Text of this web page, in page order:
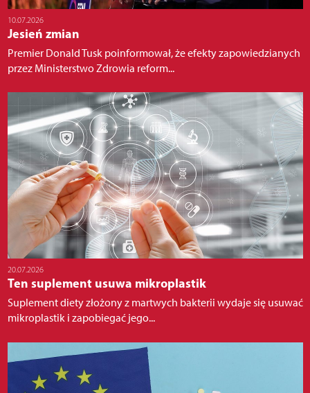
10.07.2026
Jesień zmian
Premier Donald Tusk poinformował, że efekty zapowiedzianych
przez Ministerstwo Zdrowia reform...
20.07.2026
Ten suplement usuwa mikroplastik
Suplement diety złożony z martwych bakterii wydaje się usuwać
mikroplastik i zapobiegać jego...